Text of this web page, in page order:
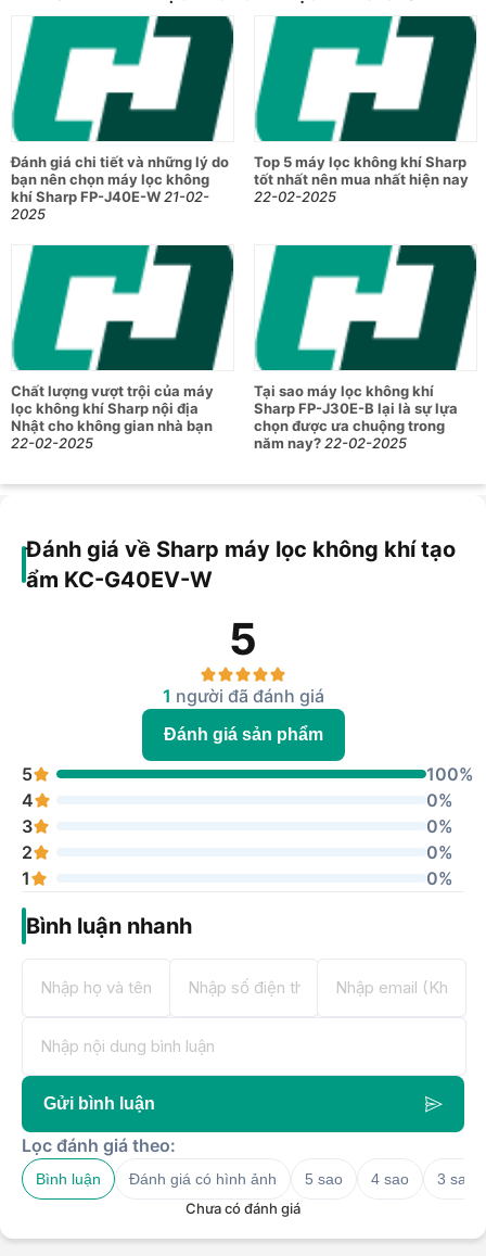
Đánh giá chi tiết và những lý do
bạn nên chọn máy lọc không
khí Sharp FP-J40E-W21-02-
2025
Top 5 máy lọc không khí Sharp
tốt nhất nên mua nhất hiện nay
22-02-2025
Chất lượng vượt trội của máy
lọc không khí Sharp nội địa
Nhật cho không gian nhà bạn
22-02-2025
Tại sao máy lọc không khí
Sharp FP-J30E-B lại là sự lựa
chọn được ưa chuộng trong
năm nay?22-02-2025
Đánh giá về Sharp máy lọc không khí tạo
ẩm KC-G40EV-W
5
1 người đã đánh giá
Đánh giá sản phẩm
5
100%
4
0%
3
0%
2
0%
1
0%
Bình luận nhanh
Gửi bình luận
Lọc đánh giá theo:
Bình luận Đánh giá có hình ảnh 5 sao 4 sao
3 sao
Chưa có đánh giá